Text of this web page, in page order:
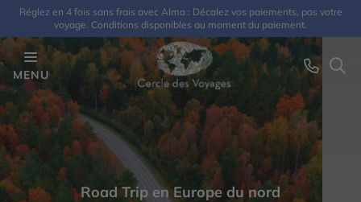
Réglez en 4 fois sans frais avec Alma : Décalez vos paiements, pas votre
voyage. Conditions disponibles au moment du paiement.
MENU
Road Trip en Europe du nord